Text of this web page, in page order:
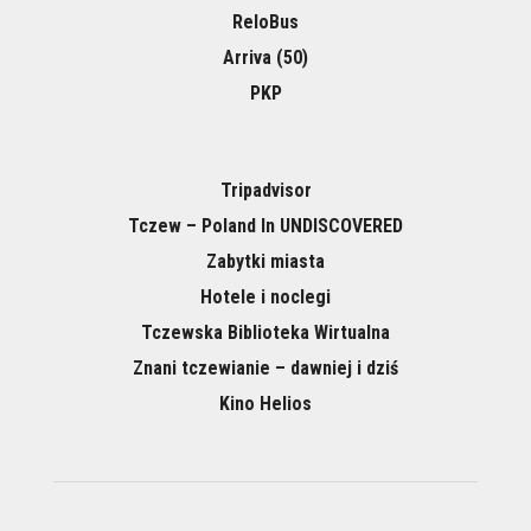
ReloBus
Arriva (50)
PKP
Tripadvisor
Tczew – Poland In UNDISCOVERED
Zabytki miasta
Hotele i noclegi
Tczewska Biblioteka Wirtualna
Znani tczewianie – dawniej i dziś
Kino Helios